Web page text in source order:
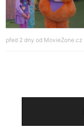
před 2 dny od MovieZone.cz